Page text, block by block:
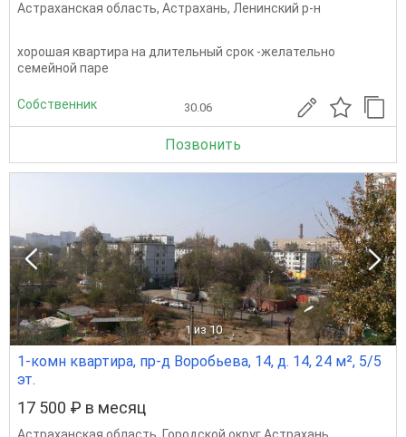
Астраханская область, Астрахань, Ленинский р-н
хорошая квартира на длительный срок -желательно
семейной паре
Собственник 30.06
Позвонить
1 из 10
1-комн квартира, пр-д Воробьева, 14, д. 14, 24 м², 5/5
эт.
17 500 ₽ в месяц